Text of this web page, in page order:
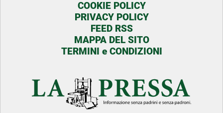
COOKIE POLICY
PRIVACY POLICY
FEED RSS
MAPPA DEL SITO
TERMINI e CONDIZIONI